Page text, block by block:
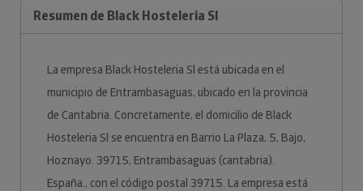
Resumen de Black Hosteleria Sl
La empresa Black Hosteleria Sl está ubicada en el
municipio de Entrambasaguas, ubicado en la provincia
de Cantabria. Concretamente, el domicilio de Black
Hosteleria Sl se encuentra en Barrio La Plaza, 5, Bajo,
Hoznayo. 39715, Entrambasaguas (cantabria).
España., con el código postal 39715. La empresa está